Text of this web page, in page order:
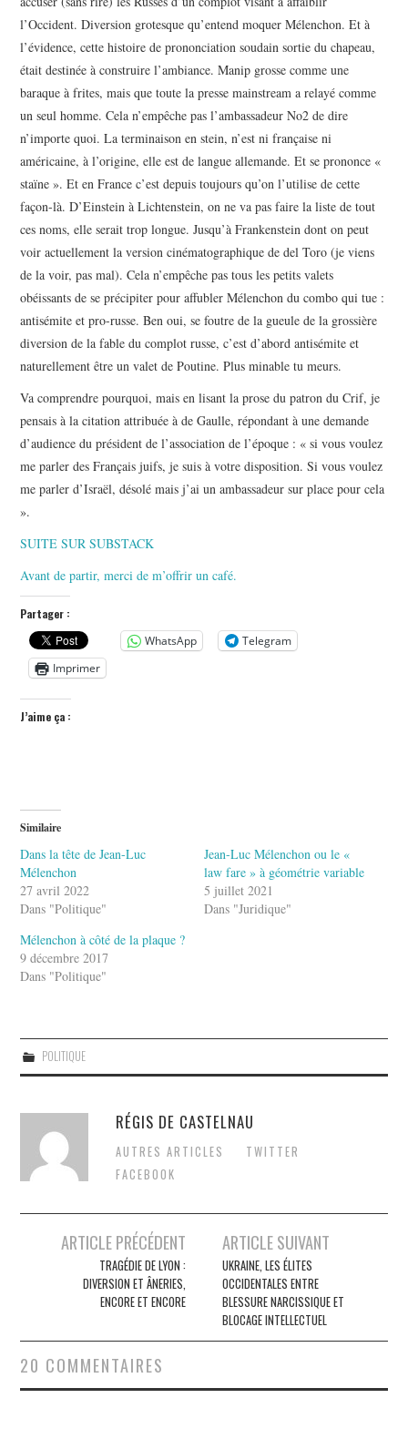
l’Occident. Diversion grotesque qu’entend moquer Mélenchon. Et à
l’évidence, cette histoire de prononciation soudain sortie du chapeau,
était destinée à construire l’ambiance. Manip grosse comme une
baraque à frites, mais que toute la presse mainstream a relayé comme
un seul homme. Cela n’empêche pas l’ambassadeur No2 de dire
n’importe quoi. La terminaison en stein, n’est ni française ni
américaine, à l’origine, elle est de langue allemande. Et se prononce «
staïne ». Et en France c’est depuis toujours qu’on l’utilise de cette
façon-là. D’Einstein à Lichtenstein, on ne va pas faire la liste de tout
ces noms, elle serait trop longue. Jusqu’à Frankenstein dont on peut
voir actuellement la version cinématographique de del Toro (je viens
de la voir, pas mal). Cela n’empêche pas tous les petits valets
obéissants de se précipiter pour affubler Mélenchon du combo qui tue :
antisémite et pro-russe. Ben oui, se foutre de la gueule de la grossière
diversion de la fable du complot russe, c’est d’abord antisémite et
naturellement être un valet de Poutine. Plus minable tu meurs.
Va comprendre pourquoi, mais en lisant la prose du patron du Crif, je
pensais à la citation attribuée à de Gaulle, répondant à une demande
d’audience du président de l’association de l’époque : « si vous voulez
me parler des Français juifs, je suis à votre disposition. Si vous voulez
me parler d’Israël, désolé mais j’ai un ambassadeur sur place pour cela
».
SUITE SUR SUBSTACK
Avant de partir, merci de m’offrir un café.
Partager :
WhatsApp
Telegram
Imprimer
J’aime ça :
Similaire
Dans la tête de Jean-Luc
Mélenchon
27 avril 2022
Dans "Politique"
Jean-Luc Mélenchon ou le «
law fare » à géométrie variable
5 juillet 2021
Dans "Juridique"
Mélenchon à côté de la plaque ?
9 décembre 2017
Dans "Politique"
POLITIQUE
RÉGIS DE CASTELNAU
AUTRES ARTICLES
TWITTER
FACEBOOK
navigation
ARTICLE PRÉCÉDENT
TRAGÉDIE DE LYON :
DIVERSION ET ÂNERIES,
ENCORE ET ENCORE
ARTICLE SUIVANT
UKRAINE, LES ÉLITES
OCCIDENTALES ENTRE
BLESSURE NARCISSIQUE ET
BLOCAGE INTELLECTUEL
20 COMMENTAIRES